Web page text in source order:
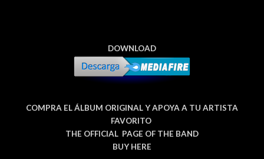
DOWNLOAD
COMPRA EL ÁLBUM ORIGINAL Y APOYA A TU ARTISTA
FAVORITO
THE OFFICIAL PAGE OF THE BAND
BUY HERE